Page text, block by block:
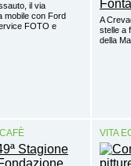
il via
mobile con Ford
FOTO e
A
stelle a
della
VITA